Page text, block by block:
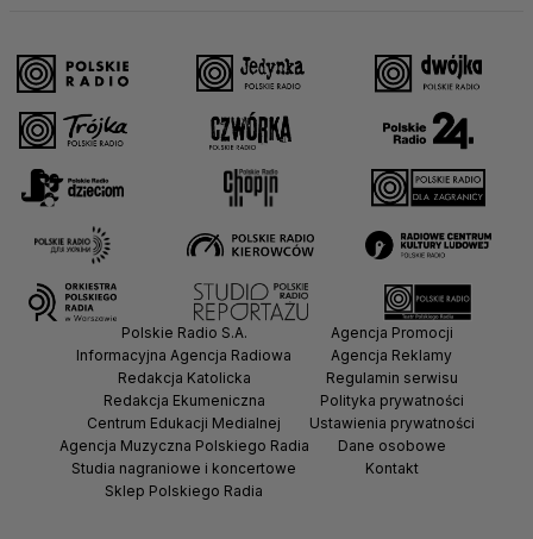
Polskie Radio S.A.
Informacyjna Agencja Radiowa
Redakcja Katolicka
Redakcja Ekumeniczna
Centrum Edukacji Medialnej
Agencja Muzyczna Polskiego Radia
Studia nagraniowe i koncertowe
Sklep Polskiego Radia
Agencja Promocji
Agencja Reklamy
Regulamin serwisu
Polityka prywatności
Ustawienia prywatności
Dane osobowe
Kontakt